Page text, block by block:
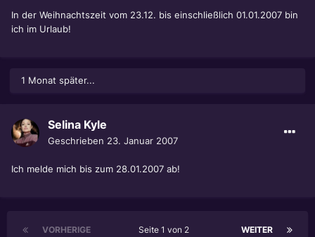
In der Weihnachtszeit vom 23.12. bis einschließlich 01.01.2007 bin
ich im Urlaub!
1 Monat später...
Selina Kyle
Geschrieben 23. Januar 2007
Ich melde mich bis zum 28.01.2007 ab!
VORHERIGE WEITER
Seite 1 von 2